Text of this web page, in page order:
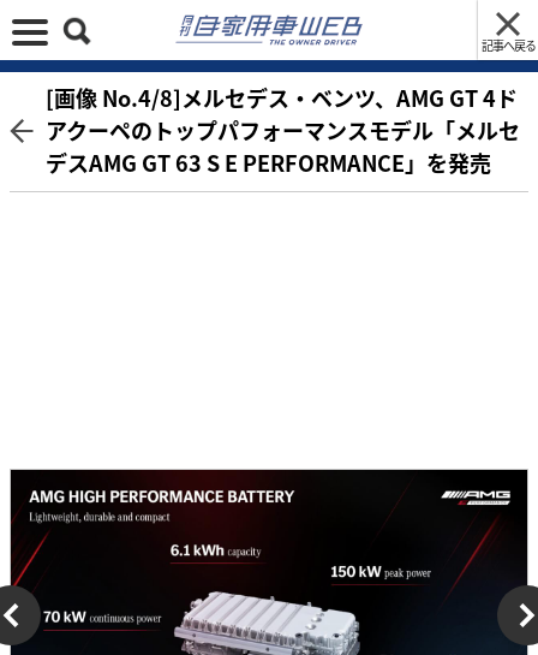
記事へ戻る
[画像 No.4/8]メルセデス・ベンツ、AMG GT 4ド
アクーペのトップパフォーマンスモデル「メルセ
デスAMG GT 63 S E PERFORMANCE」を発売